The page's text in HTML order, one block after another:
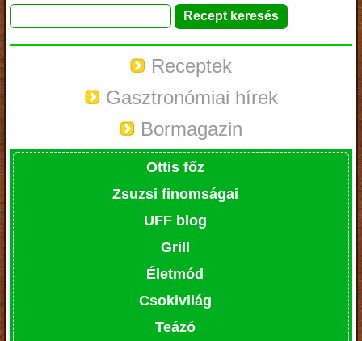
Receptek
Gasztronómiai hírek
Bormagazin
Ottis főz
Zsuzsi finomságai
UFF blog
Grill
Életmód
Csokivilág
Teázó